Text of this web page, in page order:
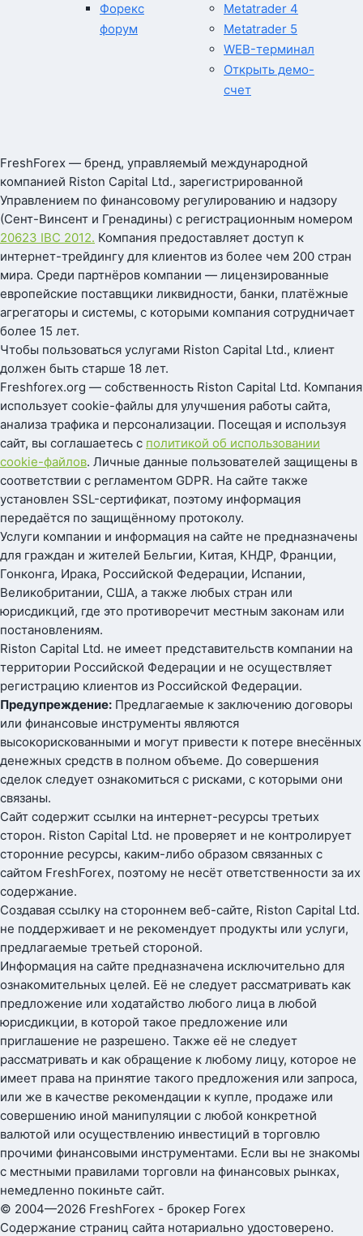
Форекс
форум
Metatrader 4
Metatrader 5
WEB-терминал
Открыть демо-
счет
FreshForex — бренд, управляемый международной
компанией Riston Capital Ltd., зарегистрированной
Управлением по финансовому регулированию и надзору
(Сент-Винсент и Гренадины) с регистрационным номером
20623 IBC 2012. Компания предоставляет доступ к
интернет-трейдингу для клиентов из более чем 200 стран
мира. Среди партнёров компании — лицензированные
европейские поставщики ликвидности, банки, платёжные
агрегаторы и системы, с которыми компания сотрудничает
более 15 лет.
Чтобы пользоваться услугами Riston Capital Ltd., клиент
должен быть старше 18 лет.
Freshforex.org — собственность Riston Capital Ltd. Компания
использует cookie-файлы для улучшения работы сайта,
анализа трафика и персонализации. Посещая и используя
сайт, вы соглашаетесь с политикой об использовании
cookie-файлов. Личные данные пользователей защищены в
соответствии с регламентом GDPR. На сайте также
установлен SSL-сертификат, поэтому информация
передаётся по защищённому протоколу.
Услуги компании и информация на сайте не предназначены
для граждан и жителей Бельгии, Китая, КНДР, Франции,
Гонконга, Ирака, Российской Федерации, Испании,
Великобритании, США, а также любых стран или
юрисдикций, где это противоречит местным законам или
постановлениям.
Riston Capital Ltd. не имеет представительств компании на
территории Российской Федерации и не осуществляет
регистрацию клиентов из Российской Федерации.
Предупреждение: Предлагаемые к заключению договоры
или финансовые инструменты являются
высокорискованными и могут привести к потере внесённых
денежных средств в полном объеме. До совершения
сделок следует ознакомиться с рисками, с которыми они
связаны.
Сайт содержит ссылки на интернет-ресурсы третьих
сторон. Riston Capital Ltd. не проверяет и не контролирует
сторонние ресурсы, каким-либо образом связанных с
сайтом FreshForex, поэтому не несёт ответственности за их
содержание.
Создавая ссылку на стороннем веб-сайте, Riston Capital Ltd.
не поддерживает и не рекомендует продукты или услуги,
предлагаемые третьей стороной.
Информация на сайте предназначена исключительно для
ознакомительных целей. Её не следует рассматривать как
предложение или ходатайство любого лица в любой
юрисдикции, в которой такое предложение или
приглашение не разрешено. Также её не следует
рассматривать и как обращение к любому лицу, которое не
имеет права на принятие такого предложения или запроса,
или же в качестве рекомендации к купле, продаже или
совершению иной манипуляции с любой конкретной
валютой или осуществлению инвестиций в торговлю
прочими финансовыми инструментами. Если вы не знакомы
с местными правилами торговли на финансовых рынках,
немедленно покиньте сайт.
© 2004—2026 FreshForex - брокер Forex
Содержание страниц сайта нотариально удостоверено.